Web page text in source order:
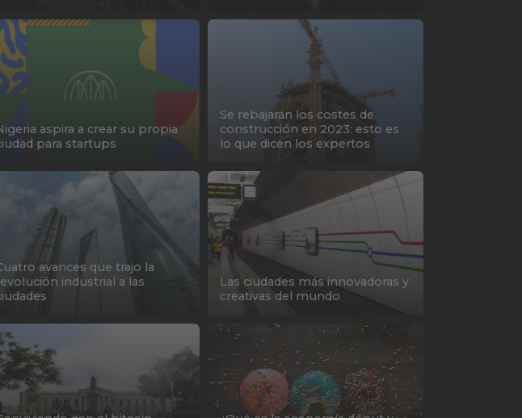
aspira a crear su propia
para startups
Se rebajarán los costes de
construcción en 2023: esto es
lo que dicen los expertos
avances que trajo la
industrial a las
Las ciudades más innovadoras y
creativas del mundo